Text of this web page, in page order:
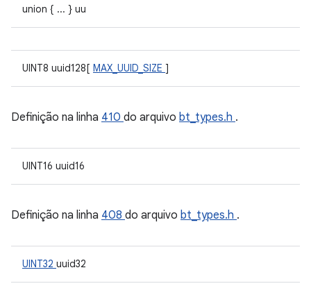
union { ... } uu
UINT8 uuid128[ MAX_UUID_SIZE ]
Definição na linha 410 do arquivo bt_types.h .
UINT16 uuid16
Definição na linha 408 do arquivo bt_types.h .
UINT32 uuid32